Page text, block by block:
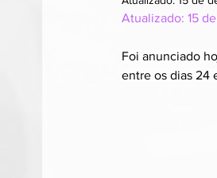
Atualizado: 15
Foi anunciado
entre os dias 24